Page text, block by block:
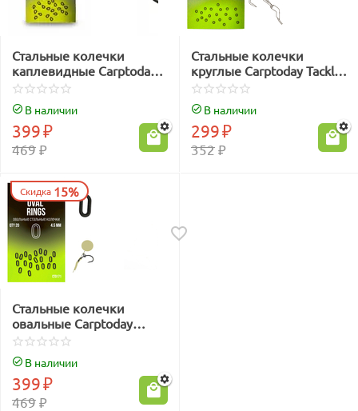
Стальные колечки
каплевидные Carptoday
Tackle Tear Drop Rings
В наличии
469₽
399₽
Стальные колечки
круглые Carptoday Tackle
Rig Rings
В наличии
352₽
299₽
Скидка 15%
Стальные колечки
овальные Carptoday
Tackle Oval Rings
В наличии
469₽
399₽